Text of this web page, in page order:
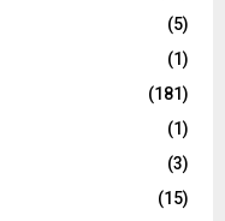
(5)
(1)
(181)
(1)
(3)
(15)